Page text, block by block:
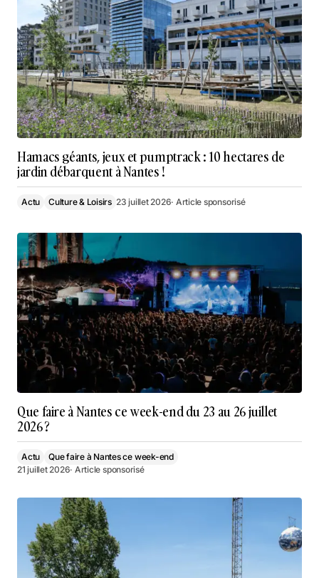
Hamacs géants, jeux et pumptrack : 10 hectares de
jardin débarquent à Nantes !
Actu Culture & Loisirs 23 juillet 2026· Article sponsorisé
Que faire à Nantes ce week-end du 23 au 26 juillet
2026 ?
Actu
Que faire à Nantes ce week-end
21 juillet 2026· Article sponsorisé